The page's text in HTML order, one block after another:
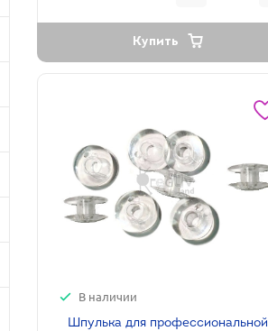
Купить
В наличии
Шпулька для профессиональной